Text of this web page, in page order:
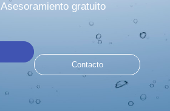
Asesoramiento gratuito
Contacto